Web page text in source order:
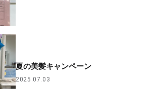
夏の美髪キャンペーン
2025.07.03